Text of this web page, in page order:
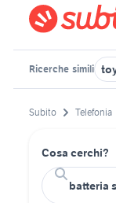
Ricerche simili
Subito Telefonia
Cosa cerchi?